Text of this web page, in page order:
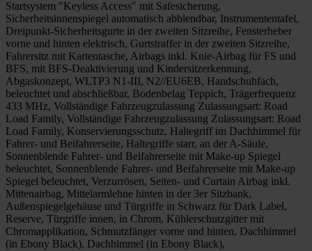
Startsystem "Keyless Access" mit Safesicherung,
Sicherheitsinnenspiegel automatisch abblendbar, Instrumententafel,
Dreipunkt-Sicherheitsgurte in der zweiten Sitzreihe, Fensterheber
vorne und hinten elektrisch, Gurtstraffer in der zweiten Sitzreihe,
Fahrersitz mit Kartentasche, Airbags inkl. Knie-Airbag für FS und
BFS, mit BFS-Deaktivierung und Kindersitzerkennung,
Abgaskonzept, WLTP3 N1-III, N2//EU6EB, Handschuhfach,
beleuchtet und abschließbar, Bodenbelag Teppich, Trägerfrequenz
433 MHz, Vollständige Fahrzeugzulassung Zulassungsart: Road
Load Family, Vollständige Fahrzeugzulassung Zulassungsart: Road
Load Family, Konservierungsschutz, Haltegriff im Dachhimmel für
Fahrer- und Beifahrerseite, Haltegriffe starr, an der A-Säule,
Sonnenblende Fahrer- und Beifahrerseite mit Make-up Spiegel
beleuchtet, Sonnenblende Fahrer- und Beifahrerseite mit Make-up
Spiegel beleuchtet, Verzurrösen, Seiten- und Curtain Airbag inkl.
Mittenairbag, Mittelarmlehne hinten in der 3er Sitzbank,
Außenspiegelgehäuse und Türgriffe in Schwarz für Dark Label,
Reserve, Türgriffe innen, in Chrom, Kühlerschutzgitter mit
Chromapplikation, Schmutzfänger vorne und hinten, Dachhimmel
(in Ebony Black), Dachhimmel (in Ebony Black),